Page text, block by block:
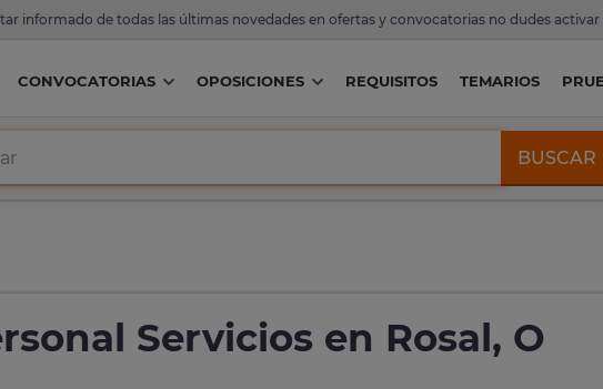
informado de todas las últimas novedades en ofertas y convocatorias no dudes activar
CONVOCATORIAS OPOSICIONES REQUISITOS TEMARIOS
BUSCAR
Servicios en Rosal, O